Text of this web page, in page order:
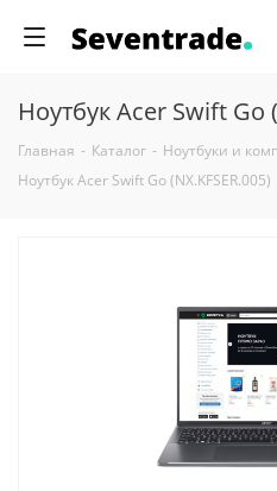
Ноутбук Acer Swift Go
Главная - Каталог - Ноутбуки и
Ноутбук Acer Swift Go (NX.KFSER.005)